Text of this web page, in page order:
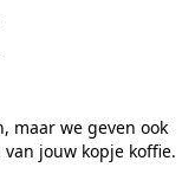
maar we geven ook
jouw kopje koffie.